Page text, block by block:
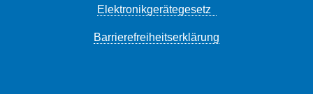
Elektronikgerätegesetz
Barrierefreiheitserklärung